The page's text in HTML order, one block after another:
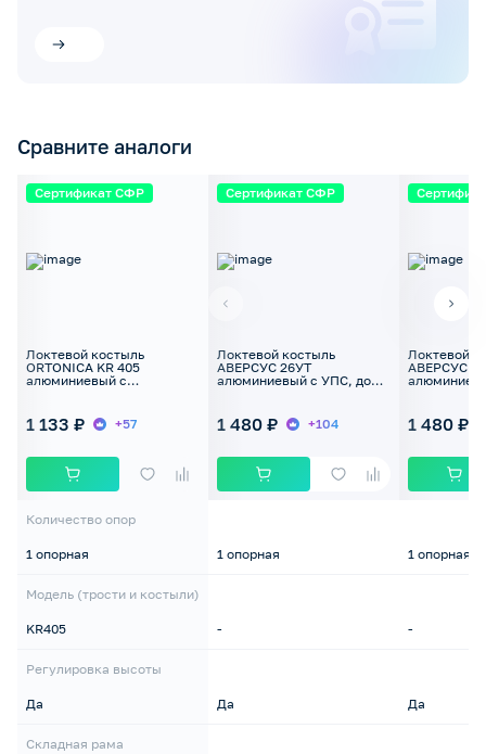
Сравните аналоги
Сертификат СФР
Локтевой костыль
ORTONICA KR 405
алюминиевый с
1 133 ₽ +57
Количество опор
1 опорная
Модель (трости и костыли)
KR405
Регулировка высоты
Да
Складная рама
Сертификат СФР
Локтевой костыль
АВЕРСУС 26УТ
алюминиевый с УПС, до
1 480 ₽ +104
1 опорная
-
Да
Локтевой
АВЕРСУС
1 480 ₽
1 опорная
-
Да